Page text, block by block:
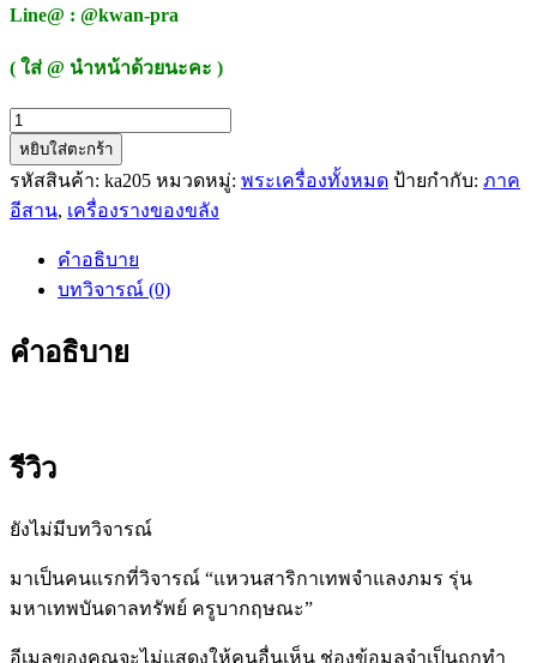
Line@ : @kwan-pra
( ใส่ @ นำหน้าด้วยนะคะ )
จำนวน
แหวน
สา
ริกา
จำแลง
มหาเทพ
ครู
บาก
ชิ้น
หยิบใส่ตะกร้า
รหัสสินค้า: ka205 หมวดหมู่: พระเครื่องทั้งหมด ป้ายกำกับ: ภาค
อีสาน, เครื่องรางของขลัง
คำอธิบาย
บทวิจารณ์ (0)
คำอธิบาย
รีวิว
ยังไม่มีบทวิจารณ์
มาเป็นคนแรกที่วิจารณ์ “แหวนสาริกาเทพจำแลงภมร รุ่น
มหาเทพบันดาลทรัพย์ ครูบากฤษณะ”
อีเมลของคุณจะไม่แสดงให้คนอื่นเห็น ช่องข้อมูลจำเป็นถูกทำ